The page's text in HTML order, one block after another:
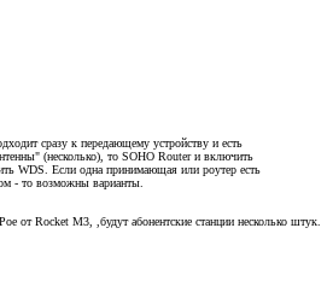
сразу к передающему устройству и есть
(несколько), то SOHO Router и включить
WDS. Если одна принимающая или роутер есть
- то возможны варианты.
от Rocket M3, ,будут абонентские станции несколько штук.